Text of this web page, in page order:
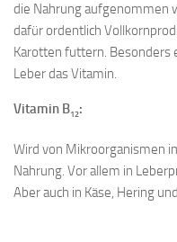
die Nahrung aufgenommen
dafür ordentlich
Karotten futtern. Besonders
Leber das Vitamin.
Vitamin B12:
Wird von Mikroorganismen
Nahrung. Vor allem in
Aber auch in Käse, Hering